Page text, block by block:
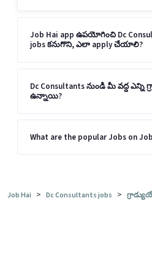
Job Hai app ఉపయోగించి Dc
jobs కనుగొని, ఎలా apply చేయాలి?
Dc Consultants నుండి మీ వద్ద ఎన్ని
ఉన్నాయి?
What are the popular Jobs on
Job Hai > Dc Consultants jobs >